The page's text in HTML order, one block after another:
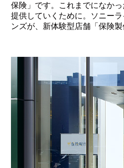
保険」です。これまでになか
提供していくために。ソニー
ンズが、新体験型店舗「保険製